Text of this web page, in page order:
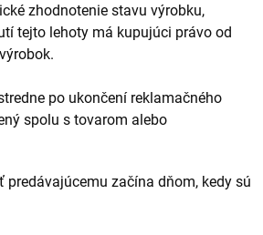
zhodnotenie stavu výrobku,
tejto lehoty má kupujúci právo od
po ukončení reklamačného
spolu s tovarom alebo
začína dňom, kedy sú